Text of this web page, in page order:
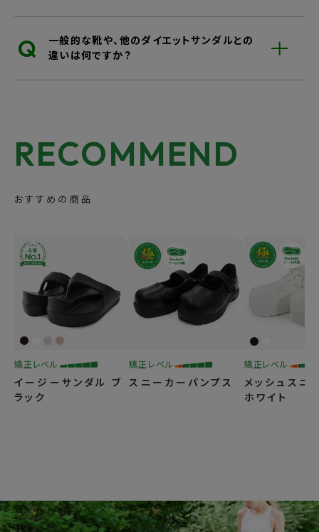
指先は圧迫せず、中足部からはスッと絞ったスリムワイド設計。
足指が正しく使えることで、足裏アーチが本来の働きをしやすくなり、地面を
痩せやすい脚を形成
×開いた骨盤 ◎正常骨盤
まっすぐ綺麗な歪みなしの脚になりたくて
Q
一般的な靴や、他のダイエットサンダルとの
違いは何ですか？
RECOMMEND
おすすめの商品
矯正レベル
イージーサンダル ブ
ラック
矯正レベル
スニーカーパンプス
矯正レベル
メッシュスニ
ホワイト